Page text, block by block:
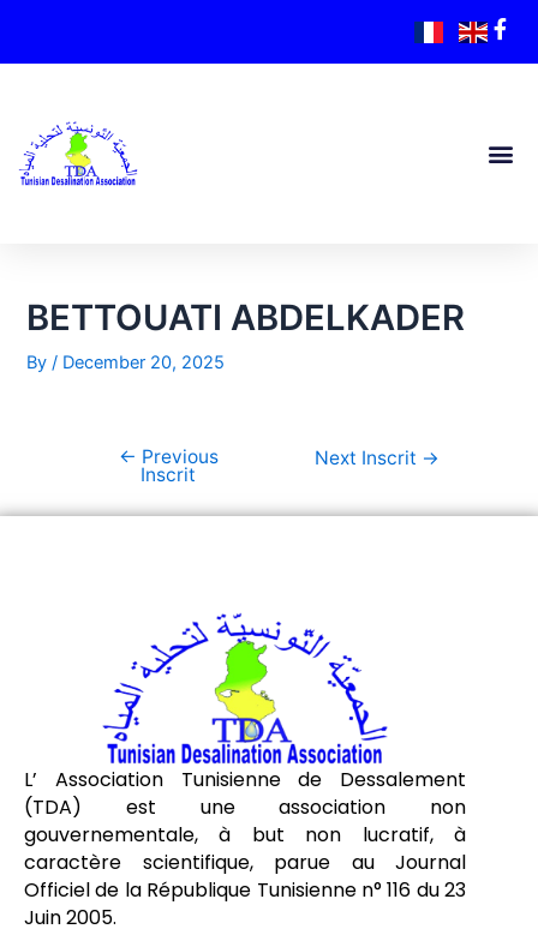
BETTOUATI ABDELKADER
By/ December 20, 2025
← Previous
Inscrit
Next Inscrit →
L’ Association Tunisienne de Dessalement
(TDA) est une association non
gouvernementale, à but non lucratif, à
caractère scientifique, parue au Journal
Officiel de la République Tunisienne n° 116 du 23
Juin 2005.